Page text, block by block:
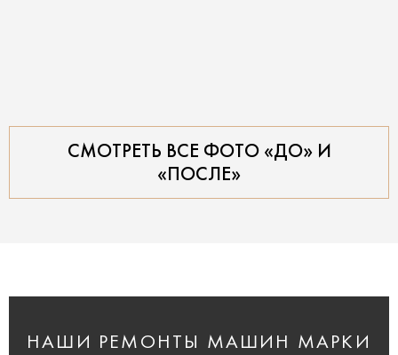
СМОТРЕТЬ ВСЕ ФОТО «ДО» И
«ПОСЛЕ»
НАШИ РЕМОНТЫ МАШИН МАРКИ